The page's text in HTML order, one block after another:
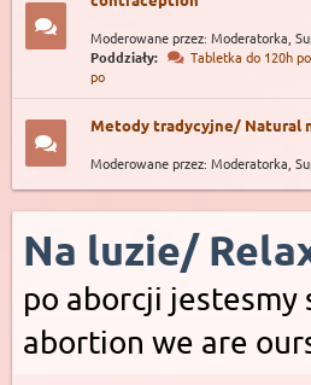
Moderowane przez: Moderatorka,
Poddziały:
Tabletka do 120h po
po
Metody tradycyjne/ Natural
Moderowane przez: Moderatorka,
Na luzie/
po aborcji jestesmy
abortion we are